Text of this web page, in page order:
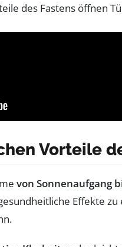
des Fastens öffnen
Vorteile
von Sonnenaufgang
Effekte